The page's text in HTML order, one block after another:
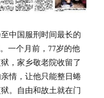
中国服刑时间最长的
一个月前，77岁的他
，家乡敬老院收留了
情，让他只能整日蜷
。自由和故土就在门